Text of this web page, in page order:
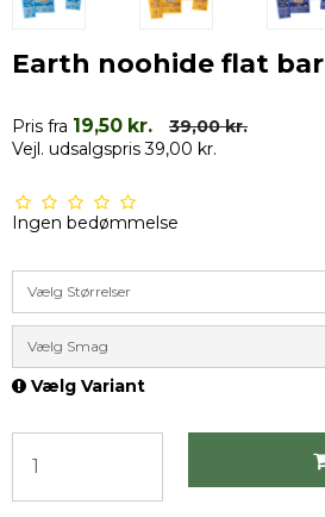
Earth noohide flat bar
Pris fra 19,50 kr.
39,00 kr.
Vejl. udsalgspris 39,00 kr.
Ingen bedømmelse
Vælg Størrelser
Vælg Smag
Vælg Variant